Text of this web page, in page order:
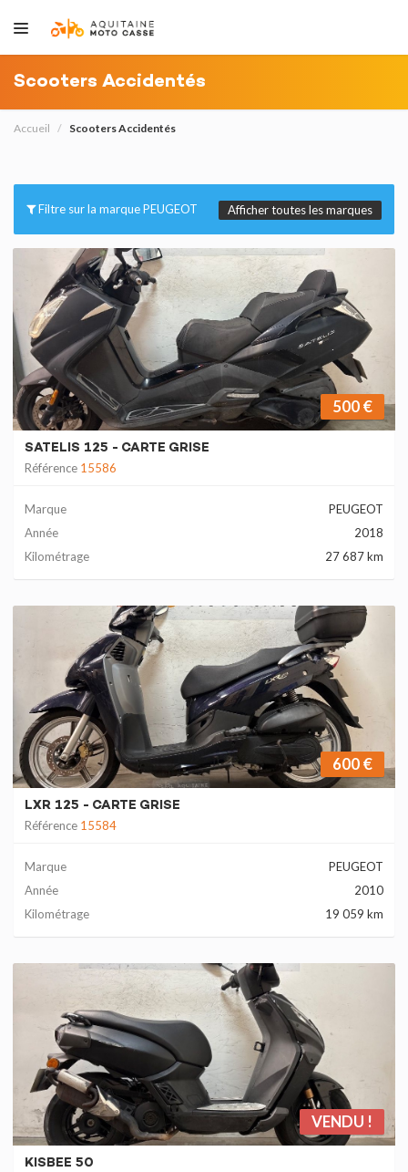
Scooters Accidentés
Accueil Scooters Accidentés
Filtre sur la marque PEUGEOT Afficher toutes les marques
500 €
SATELIS 125 - CARTE GRISE
Référence 15586
Marque
PEUGEOT
Année
2018
Kilométrage
27 687 km
600 €
LXR 125 - CARTE GRISE
Référence 15584
Marque
PEUGEOT
Année
2010
Kilométrage
19 059 km
VENDU !
KISBEE 50